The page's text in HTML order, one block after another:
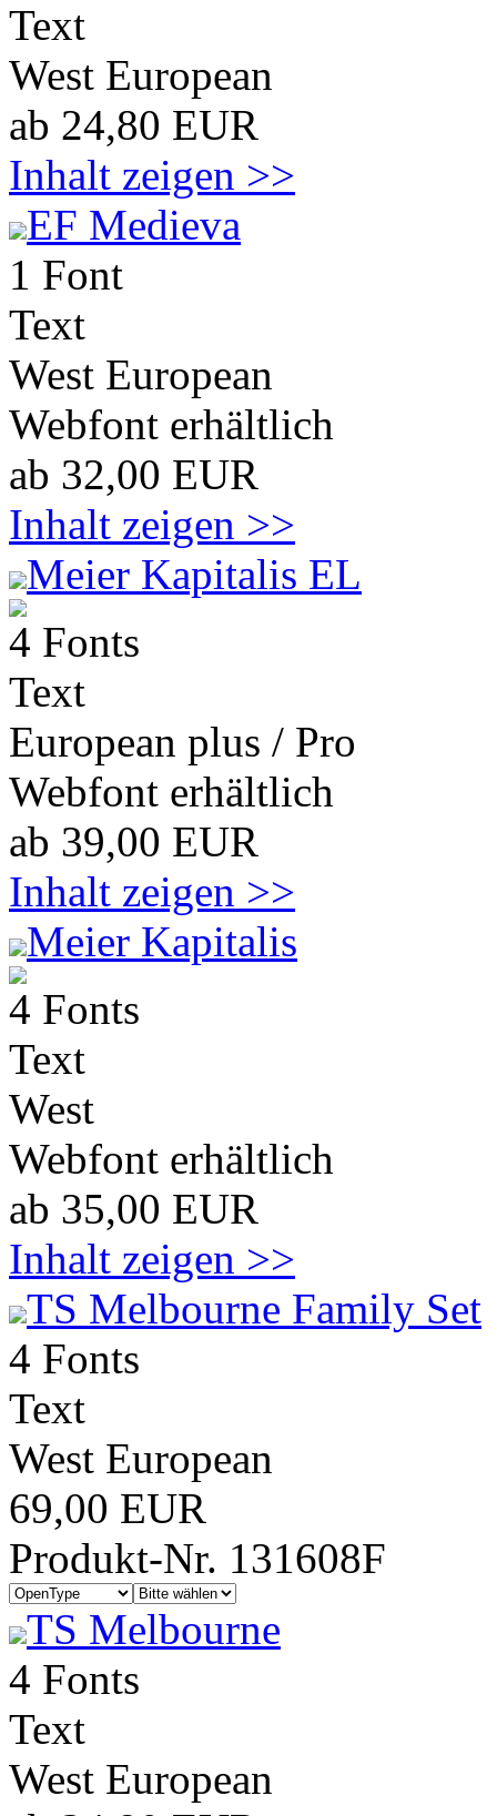
Text
West European
ab 24,80 EUR
Inhalt zeigen >>
EF Medieva
1 Font
Text
West European
Webfont erhältlich
ab 32,00 EUR
Inhalt zeigen >>
Meier Kapitalis EL
4 Fonts
Text
European plus / Pro
Webfont erhältlich
ab 39,00 EUR
Inhalt zeigen >>
Meier Kapitalis
4 Fonts
Text
West
Webfont erhältlich
ab 35,00 EUR
Inhalt zeigen >>
TS Melbourne Family Set
4 Fonts
Text
West European
69,00 EUR
Produkt-Nr. 131608F
TS Melbourne
4 Fonts
Text
West European